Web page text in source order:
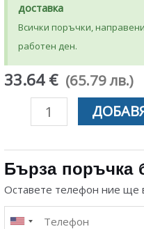
доставка
Всички поръчки,
работен ден.
33.64 € (65.79 лв.)
количество
СЕНЗОР
AEG
Бърза поръчка
Оставете телефон ние ще